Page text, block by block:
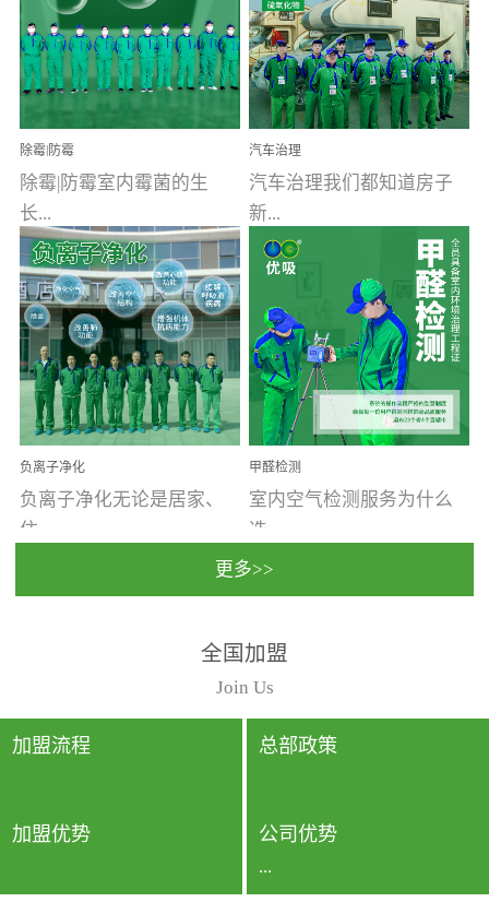
文明的进步，创造了多姿
多彩的家居产品和生活情
调，但也带来了以甲醛为
首的室内...
液，具备杀死人体冠状病
毒的功效，杀菌率
99.99%。相对于传统消毒
液来说，无...
除霉|防霉
除霉|防霉室内霉菌的生
长...
受温度、湿度、基质养
分、通风四个条件影响，
温暖潮湿、营养物质多、
通风缓慢的空间最易滋生
大量霉菌的...
汽车治理
汽车治理我们都知道房子
新...
装修完会有甲醛，其实汽
车的甲醛超标问题更为严
重。汽车的空间范围小，
配件、皮具、装饰多，这
些都是汽...
负离子净化
负离子净化无论是居家、
住...
动，人类长时间停留的室
内空间都有整体消毒的需
要。因为空间内人流携带
的、空气...
甲醛检测
室内空气检测服务为什么
选...
行国家规定的标准检测方
法，空气采样量准确，检
测结果可靠，远胜于其他
检测...
更多>>
全国加盟
Join Us
加盟流程 总部政策
加盟优势 公司优势
...